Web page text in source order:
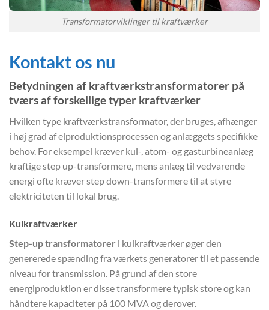
Transformatorviklinger til kraftværker
Kontakt os nu
Betydningen af kraftværkstransformatorer på
tværs af forskellige typer kraftværker
Hvilken type kraftværkstransformator, der bruges, afhænger
i høj grad af elproduktionsprocessen og anlæggets specifikke
behov. For eksempel kræver kul-, atom- og gasturbineanlæg
kraftige step up-transformere, mens anlæg til vedvarende
energi ofte kræver step down-transformere til at styre
elektriciteten til lokal brug.
Kulkraftværker
Step-up transformatorer i kulkraftværker øger den
genererede spænding fra værkets generatorer til et passende
niveau for transmission. På grund af den store
energiproduktion er disse transformere typisk store og kan
håndtere kapaciteter på 100 MVA og derover.